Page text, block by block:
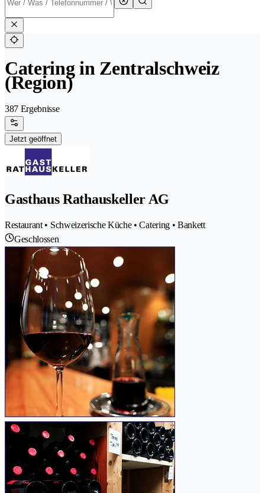
Catering in Zentralschweiz
(Region)
387 Ergebnisse
Jetzt geöffnet
Gasthaus Rathauskeller AG
Restaurant • Schweizerische Küche • Catering • Bankett
Geschlossen